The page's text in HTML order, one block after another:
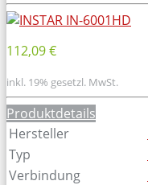
112,09 €
inkl. 19% gesetzl. MwSt.
Produktdetails
Hersteller
Typ
Verbindung